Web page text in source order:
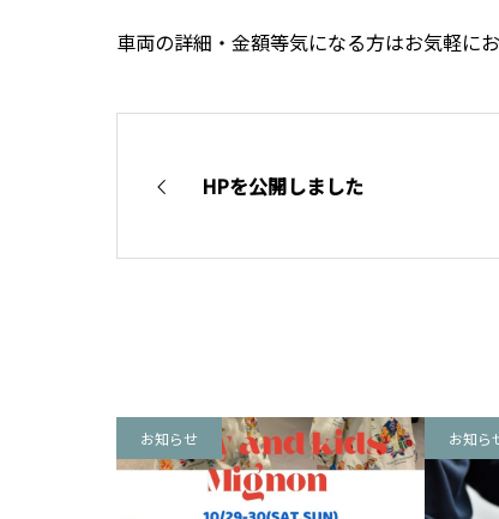
車両の詳細・金額等気になる方はお気軽に
HPを公開しました
お知らせ お知ら